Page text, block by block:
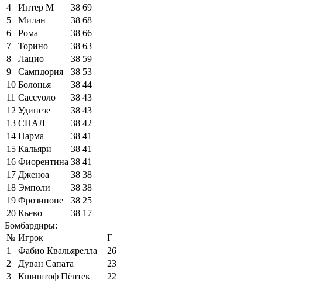
4
Интер М 38 69
5
Милан 38 68
6
Рома 38 66
7
Торино 38 63
8
Лацио 38 59
9
Сампдория 38 53
10 Болонья 38 44
11 Сассуоло 38 43
12 Удинезе 38 43
13 СПАЛ 38 42
14 Парма 38 41
15 Кальяри 38 41
16 Фиорентина 38 41
17 Дженоа 38 38
18 Эмполи 38 38
19 Фрозиноне 38 25
20 Кьево 38 17
Бомбардиры:
№ Игрок
Г
1
Фабио Квальярелла
26
2
Дуван Сапата
23
3
Кшиштоф Пёнтек
22